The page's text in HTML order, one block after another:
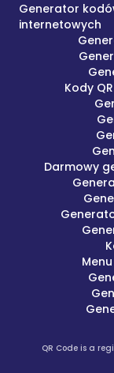
Generator
internetowych
Kody
Darmowy
QR Code is a